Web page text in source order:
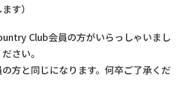
す）
Club会員の方がいらっしゃいまし
さい。
の方と同じになります。何卒ご了承くだ